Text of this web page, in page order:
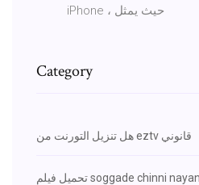
iPhone ، حيث يمثل
Category
هل تنزيل التورنت من eztv قانوني